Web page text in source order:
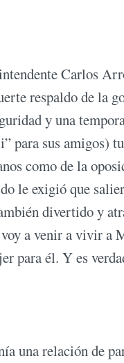
Carlos
respaldo de la
y una
para sus amigos)
como de la
le exigió que
divertido y
a venir a vivir a
para él. Y es
una relación de